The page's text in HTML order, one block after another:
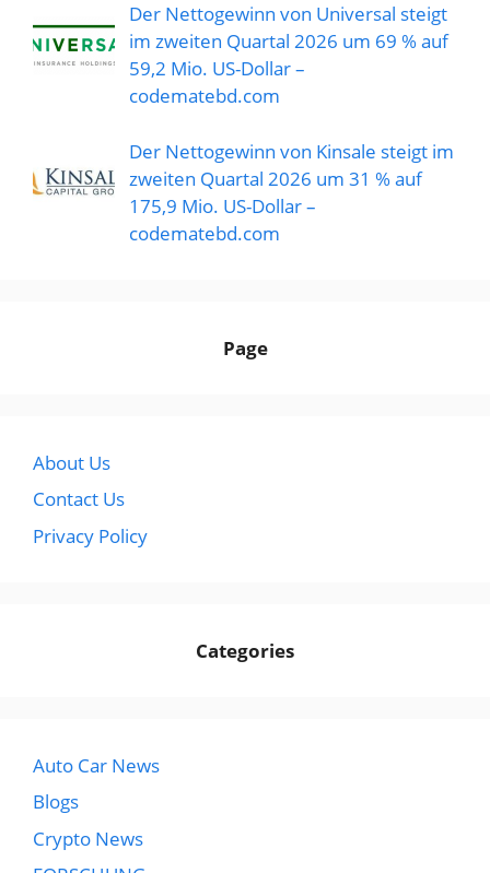
Der Nettogewinn von Universal steigt
im zweiten Quartal 2026 um 69 % auf
59,2 Mio. US-Dollar –
codematebd.com
Der Nettogewinn von Kinsale steigt im
zweiten Quartal 2026 um 31 % auf
175,9 Mio. US-Dollar –
codematebd.com
Page
About Us
Contact Us
Privacy Policy
Categories
Auto Car News
Blogs
Crypto News